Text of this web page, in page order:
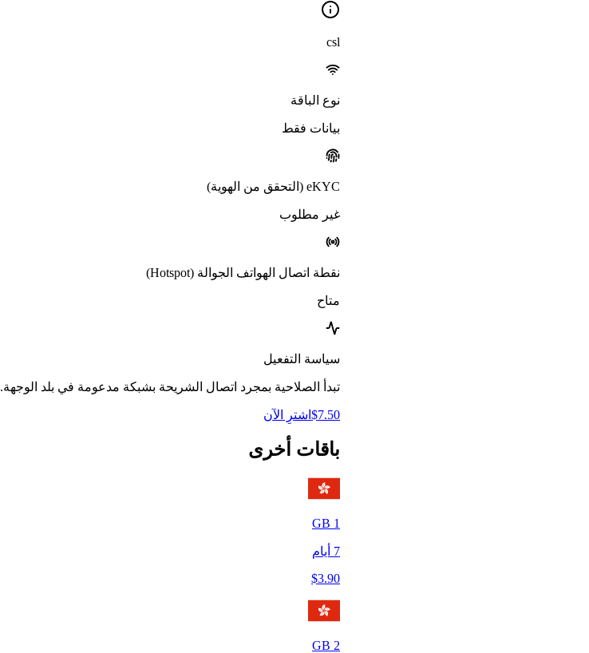
csl
نوع الباقة
بيانات فقط
eKYC (التحقق من الهوية)
غير مطلوب
نقطة اتصال الهواتف الجوالة (Hotspot)
متاح
سياسة التفعيل
تبدأ الصلاحية بمجرد اتصال الشريحة بشبكة مدعومة في بلد الوجهة.
$7.50 اشترِ الآن
باقات أخرى
1
7 أيام
$3.90
2